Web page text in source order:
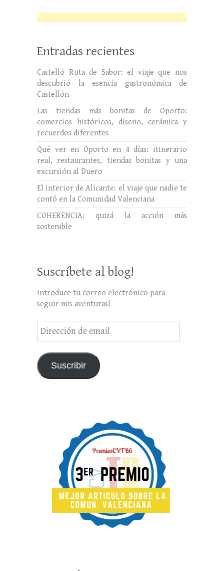
Entradas recientes
Castelló Ruta de Sabor: el viaje que nos
descubrió la esencia gastronómica de
Castellón
Las tiendas más bonitas de Oporto:
comercios históricos, diseño, cerámica y
recuerdos diferentes
Qué ver en Oporto en 4 días: itinerario
real, restaurantes, tiendas bonitas y una
excursión al Duero
El interior de Alicante: el viaje que nadie te
contó en la Comunidad Valenciana
COHERENCIA: quizá la acción más
sostenible
Suscríbete al blog!
Introduce tu correo electrónico para
seguir mis aventuras!
Dirección
de
Suscribir